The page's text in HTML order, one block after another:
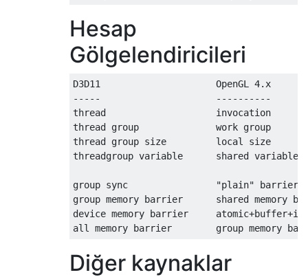
Hesap
Gölgelendiricileri
D3D11                     OpenGL 4.x
-----                     ----------
thread                    invocation
thread group              work group
thread group size         local size
threadgroup variable      shared variable
group sync                "plain" barrier
group memory barrier      shared memory
device memory barrier
all memory barrier        group memory
Diğer kaynaklar